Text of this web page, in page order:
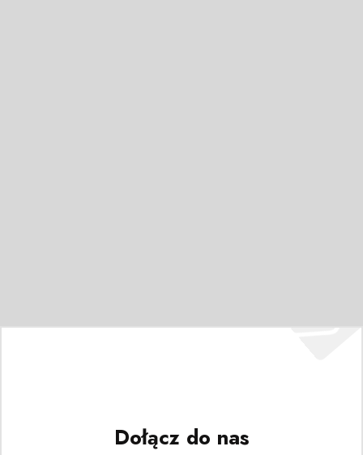
Dołącz do nas